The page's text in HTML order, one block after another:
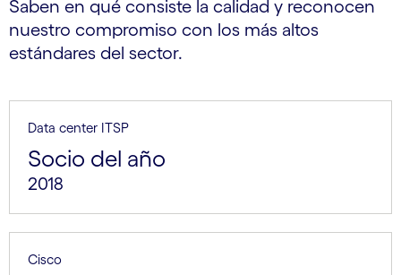
Saben en qué consiste la calidad y reconocen
nuestro compromiso con los más altos
estándares del sector.
Data center ITSP
Socio del año
2018
Cisco